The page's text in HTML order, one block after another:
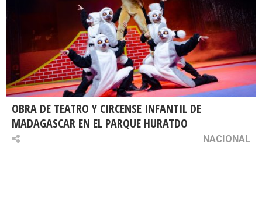
OBRA DE TEATRO Y CIRCENSE INFANTIL DE
MADAGASCAR EN EL PARQUE HURATDO
NACIONAL